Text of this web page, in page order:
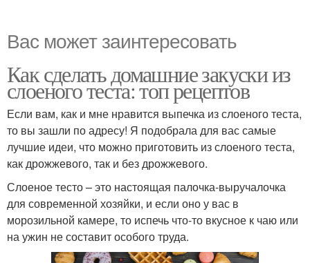
Вас может заинтересовать
Как сделать домашние закуски из
слоеного теста: топ рецептов
Если вам, как и мне нравится выпечка из слоеного теста,
то вы зашли по адресу! Я подобрала для вас самые
лучшие идеи, что можно приготовить из слоеного теста,
как дрожжевого, так и без дрожжевого.
Слоеное тесто – это настоящая палочка-выручалочка
для современной хозяйки, и если оно у вас в
морозильной камере, то испечь что-то вкусное к чаю или
на ужин не составит особого труда.